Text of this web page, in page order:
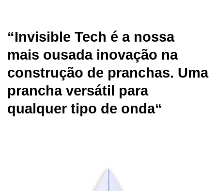
“Invisible Tech é a nossa
mais ousada inovação na
construção de pranchas. Uma
prancha versátil para
qualquer tipo de onda“